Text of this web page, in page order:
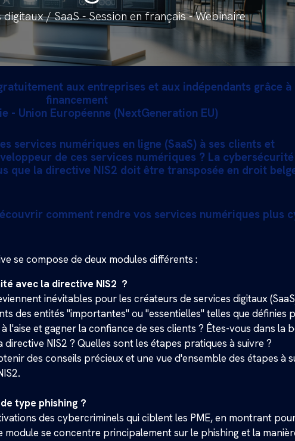
/ SaaS - Session en français - Webinaire
aux entreprises et aux indépendants grâce à
financement
- Union Européenne (NextGeneration EU)
services numériques en ligne (SaaS) à ses clients et
de ces services numériques ? La
que la directive NIS2 doit être transposée en droit
comment rendre vos services numériques plus
se compose de deux modules différents :
avec la directive NIS2 ?
inévitables pour les créateurs de services digitaux
des entités "importantes" ou "essentielles" telles que définies
l'aise et gagner la confiance de ses clients ? Êtes-vous dans la
NIS2 ? Quelles sont les étapes pratiques à suivre ?
des conseils précieux et une vue d'ensemble des étapes à
.
type phishing ?
des cybercriminels qui ciblent les PME, en montrant
module se concentre principalement sur le phishing et la